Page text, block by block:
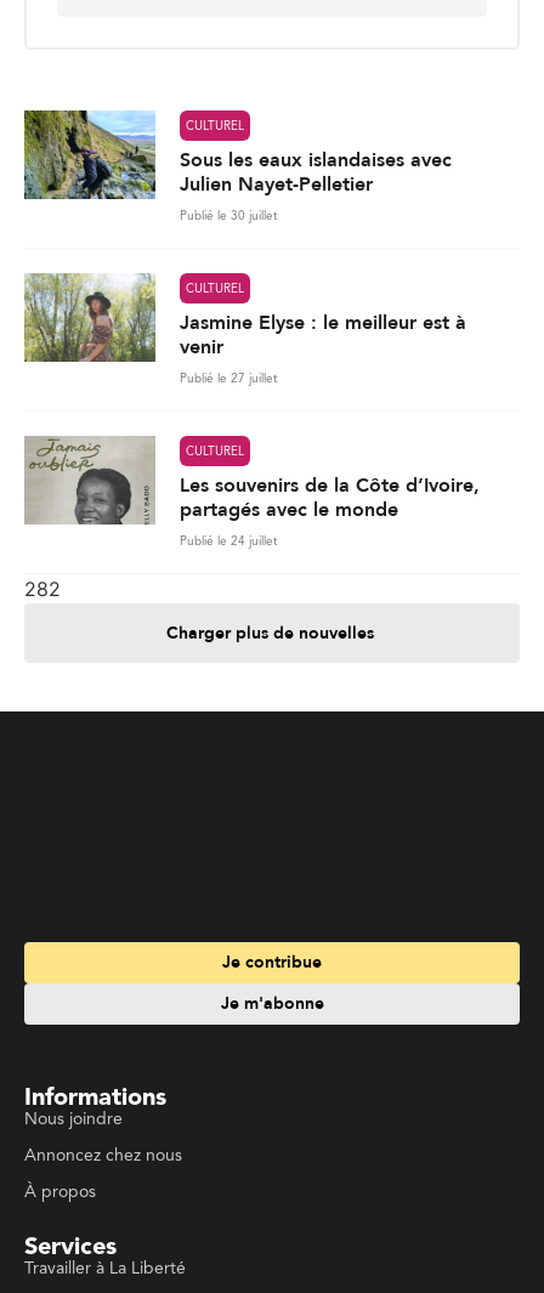
CULTUREL
Sous les eaux islandaises avec
Julien Nayet-Pelletier
Publié le 30 juillet
CULTUREL
Jasmine Elyse : le meilleur est à
venir
Publié le 27 juillet
CULTUREL
Les souvenirs de la Côte d’Ivoire,
partagés avec le monde
Publié le 24 juillet
282
Charger plus de nouvelles
Informations
Services
Travailler à La Liberté
Emplois en français
Suivez La Liberté